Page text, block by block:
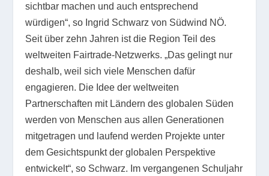
sichtbar machen und auch entsprechend
würdigen“, so Ingrid Schwarz von Südwind NÖ.
Seit über zehn Jahren ist die Region Teil des
weltweiten Fairtrade-Netzwerks. „Das gelingt nur
deshalb, weil sich viele Menschen dafür
engagieren. Die Idee der weltweiten
Partnerschaften mit Ländern des globalen Süden
werden von Menschen aus allen Generationen
mitgetragen und laufend werden Projekte unter
dem Gesichtspunkt der globalen Perspektive
entwickelt“, so Schwarz. Im vergangenen Schuljahr